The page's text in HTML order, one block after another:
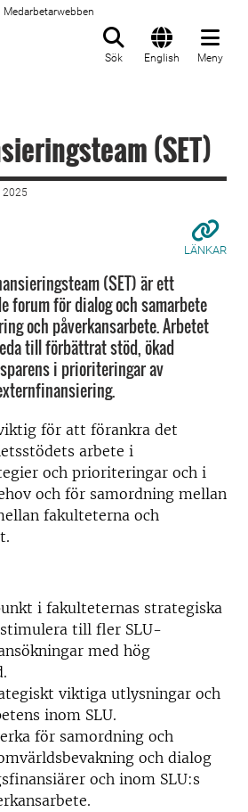
Medarbetarwebben
Sök English Meny
(SET)
2025
LÄNKAR
(SET) är ett
forum för dialog och samarbete
och påverkansarbete. Arbetet
till förbättrat stöd, ökad
i prioriteringar av
för att förankra det
arbete i
och prioriteringar och i
och för samordning mellan
fakulteterna och
i fakulteternas strategiska
till fler SLU-
med hög
viktiga utlysningar och
inom SLU.
för samordning och
och dialog
och inom SLU:s